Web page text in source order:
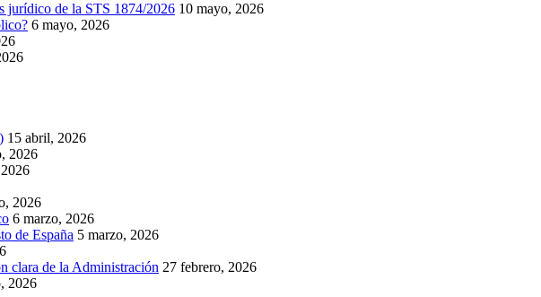
jurídico de la STS 1874/2026 10 mayo, 2026
6 mayo, 2026
15 abril, 2026
2026
2026
6 marzo, 2026
de España 5 marzo, 2026
clara de la Administración 27 febrero, 2026
2026